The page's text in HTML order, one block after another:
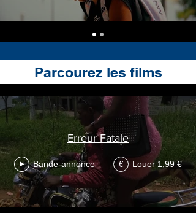
Action
Erreur Fatale
Bande-annonce € Louer 1,99 €
Parcourez les films